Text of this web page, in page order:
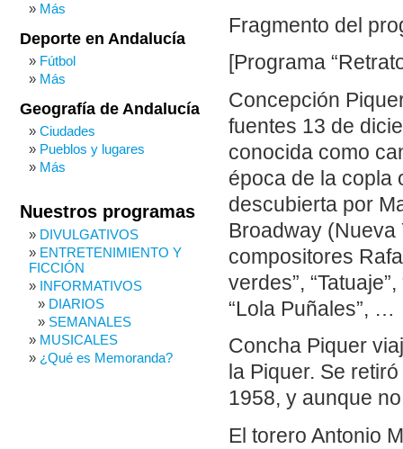
Fragmento del
[Programa
Concepción
fuentes 13 de
conocida como
época de la copla
descubierta por
Broadway
compositores
verdes”,
“Lola Puñales”, …
Concha Piquer
la Piquer. Se
1958, y aunque
El torero Antonio
Más
Deporte en Andalucía
Fútbol
Más
Geografía de Andalucía
Ciudades
Pueblos y lugares
Más
Nuestros programas
DIVULGATIVOS
ENTRETENIMIENTO Y
FICCIÓN
INFORMATIVOS
DIARIOS
SEMANALES
MUSICALES
¿Qué es Memoranda?